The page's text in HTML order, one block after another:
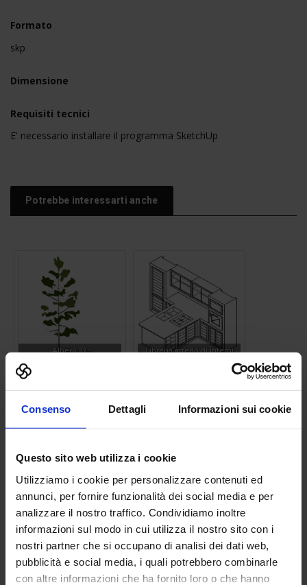
Consenso Dettagli Informazioni sui cookie
Questo sito web utilizza i cookie
Utilizziamo i cookie per personalizzare contenuti ed
annunci, per fornire funzionalità dei social media e per
analizzare il nostro traffico. Condividiamo inoltre
informazioni sul modo in cui utilizza il nostro sito con i
nostri partner che si occupano di analisi dei dati web,
pubblicità e social media, i quali potrebbero combinarle
con altre informazioni che ha fornito loro o che hanno
Formato
skp
Dimensione
Requisiti tecnici
E' necessario installare il programma SketchUp
Potrebbe interessarti anche
Albero 37 Libreria arredo di interni